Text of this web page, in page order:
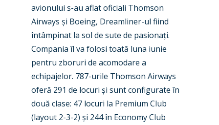
avionului s-au aflat oficiali Thomson
Airways și Boeing, Dreamliner-ul fiind
întâmpinat la sol de sute de pasionați.
Compania îl va folosi toată luna iunie
pentru zboruri de acomodare a
echipajelor. 787-urile Thomson Airways
oferă 291 de locuri și sunt configurate în
două clase: 47 locuri la Premium Club
(layout 2-3-2) și 244 în Economy Club